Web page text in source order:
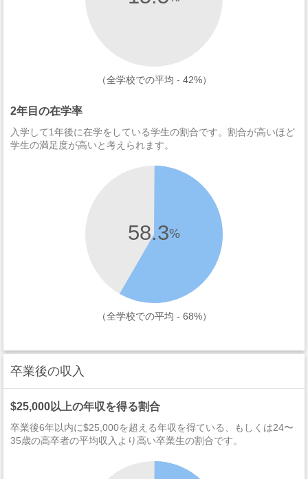
（全学校での平均 - 42%）
2年目の在学率
入学して1年後に在学をしている学生の割合です。割合が高いほど
学生の満足度が高いと考えられます。
58.3%
（全学校での平均 - 68%）
卒業後の収入
$25,000以上の年収を得る割合
卒業後6年以内に$25,000を超える年収を得ている、もしくは24〜
35歳の高卒者の平均収入より高い卒業生の割合です。